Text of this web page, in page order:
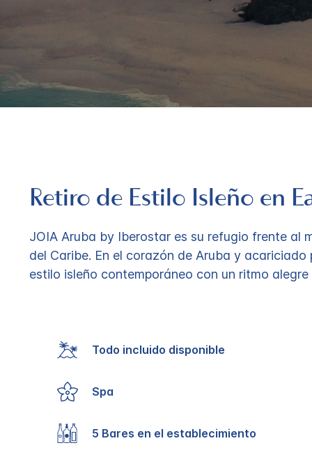
Retiro de Estilo Isleño en
JOIA Aruba by Iberostar es su refugio frente al
del Caribe. En el corazón de Aruba y
estilo isleño contemporáneo con un ritmo
Todo incluido disponible
Spa
5 Bares en el establecimiento